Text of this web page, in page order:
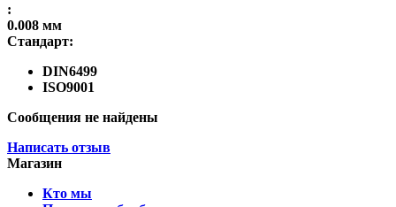
:
0.008 мм
Стандарт:
DIN6499
ISO9001
Сообщения не найдены
Написать отзыв
Магазин
Кто мы